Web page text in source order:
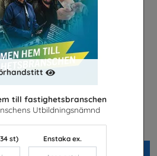
till fastighetsbranschen
Utbildningsnämnd
st) Enstaka ex.
Yrkessvenska fiber och
Beställ 0kr